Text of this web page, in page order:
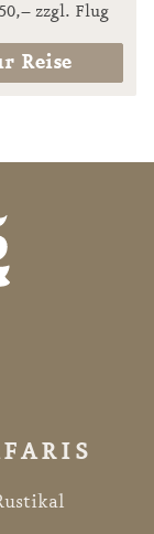
zzgl. Flug
Reise